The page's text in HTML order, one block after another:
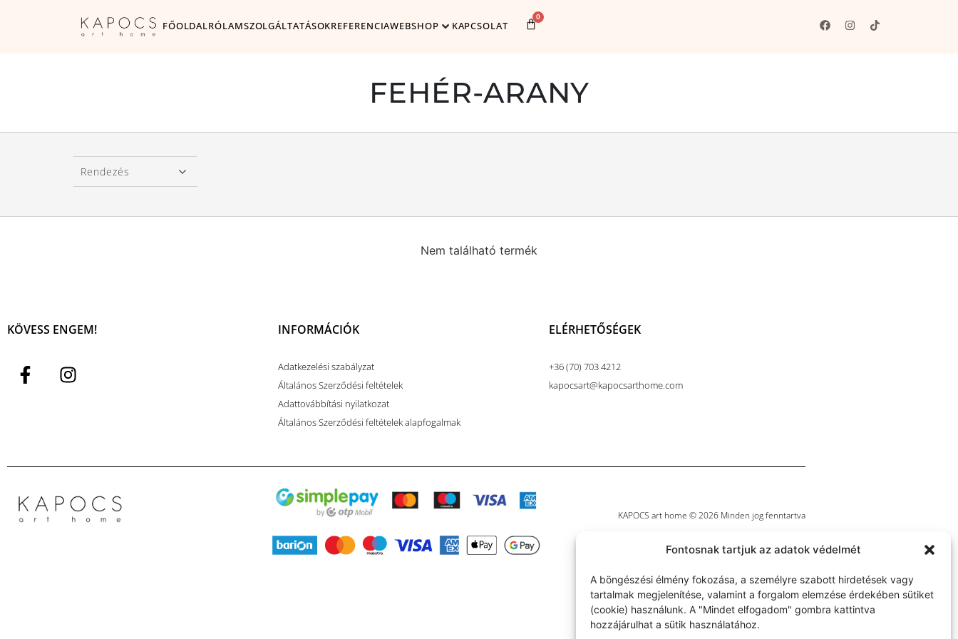
Fontosnak tartjuk az adatok védelmét
A böngészési élmény fokozása, a személyre szabott hirdetések vagy
tartalmak megjelenítése, valamint a forgalom elemzése érdekében sütiket
(cookie) használunk. A "Mindet elfogadom" gombra kattintva
hozzájárulhat a sütik használatához.
FŐOLDALRÓLAMSZOLGÁLTATÁSOKREFERENCIAWEBSHOP KAPCSOLAT
0
FEHÉR-ARANY
Rendezés
Nem található termék
KÖVESS ENGEM! INFORMÁCIÓK
Adatkezelési szabályzat
Általános Szerződési feltételek
Adattovábbítási nyilatkozat
Általános Szerződési feltételek alapfogalmak
ELÉRHETŐSÉGEK
+36 (70) 703 4212
kapocsart@kapocsarthome.com
KAPOCS art home © 2026 Minden jog fenntartva